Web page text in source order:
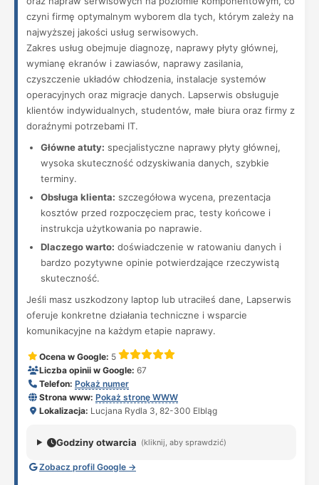
czyni firmę optymalnym wyborem dla tych, którym zależy na
najwyższej jakości usług serwisowych.
Zakres usług obejmuje diagnozę, naprawy płyty głównej,
wymianę ekranów i zawiasów, naprawy zasilania,
czyszczenie układów chłodzenia, instalacje systemów
operacyjnych oraz migracje danych. Lapserwis obsługuje
klientów indywidualnych, studentów, małe biura oraz firmy z
doraźnymi potrzebami IT.
Główne atuty: specjalistyczne naprawy płyty głównej,
wysoka skuteczność odzyskiwania danych, szybkie
terminy.
Obsługa klienta: szczegółowa wycena, prezentacja
kosztów przed rozpoczęciem prac, testy końcowe i
instrukcja użytkowania po naprawie.
Dlaczego warto: doświadczenie w ratowaniu danych i
bardzo pozytywne opinie potwierdzające rzeczywistą
skuteczność.
Jeśli masz uszkodzony laptop lub utraciłeś dane, Lapserwis
oferuje konkretne działania techniczne i wsparcie
komunikacyjne na każdym etapie naprawy.
Ocena w Google: 5
Liczba opinii w Google: 67
Telefon: Pokaż numer
Strona www: Pokaż stronę WWW
Lokalizacja: Lucjana Rydla 3, 82-300 Elbląg
Godziny otwarcia (kliknij, aby sprawdzić)
Zobacz profil Google →